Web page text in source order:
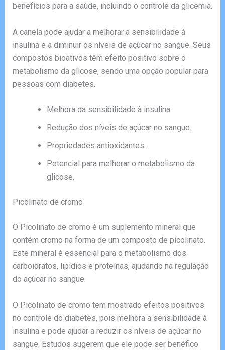
benefícios para a saúde, incluindo o controle da glicemia.
A canela pode ajudar a melhorar a sensibilidade à
insulina e a diminuir os níveis de açúcar no sangue. Seus
compostos bioativos têm efeito positivo sobre o
metabolismo da glicose, sendo uma opção popular para
pessoas com diabetes.
Melhora da sensibilidade à insulina.
Redução dos níveis de açúcar no sangue.
Propriedades antioxidantes.
Potencial para melhorar o metabolismo da
glicose.
Picolinato de cromo
O Picolinato de cromo é um suplemento mineral que
contém cromo na forma de um composto de picolinato.
Este mineral é essencial para o metabolismo dos
carboidratos, lipídios e proteínas, ajudando na regulação
do açúcar no sangue.
O Picolinato de cromo tem mostrado efeitos positivos
no controle do diabetes, pois melhora a sensibilidade à
insulina e pode ajudar a reduzir os níveis de açúcar no
sangue. Estudos sugerem que ele pode ser benéfico